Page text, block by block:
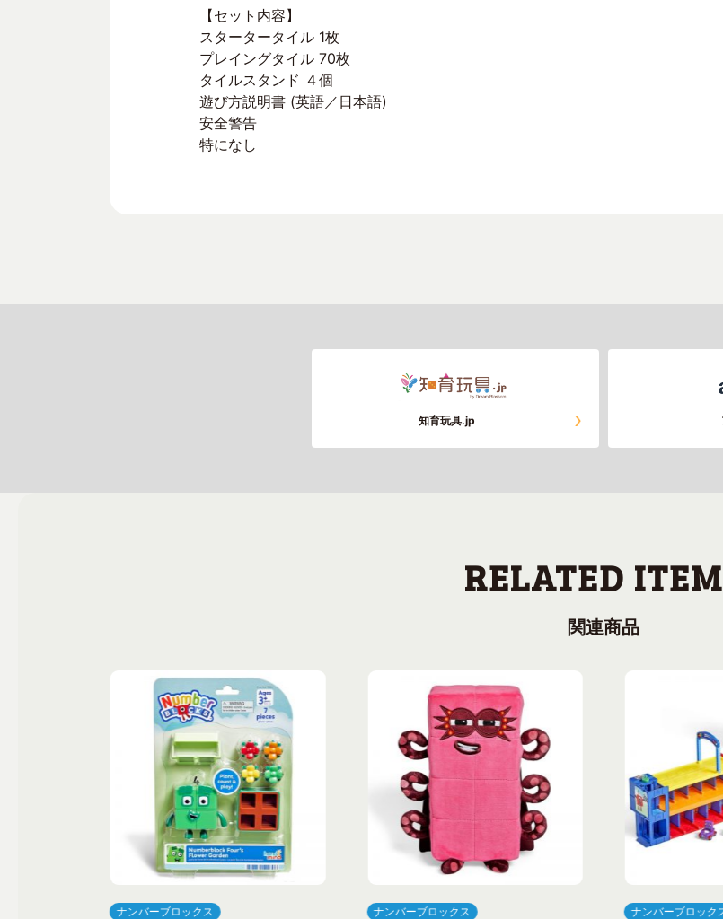
【セット内容】
スタータータイル 1枚
プレイングタイル 70枚
タイルスタンド ４個
遊び方説明書 (英語／日本語)
安全警告
特になし
知育玩具.jp
関連商品
ナンバーブロックス ナンバーブロックス ナンバーブロック